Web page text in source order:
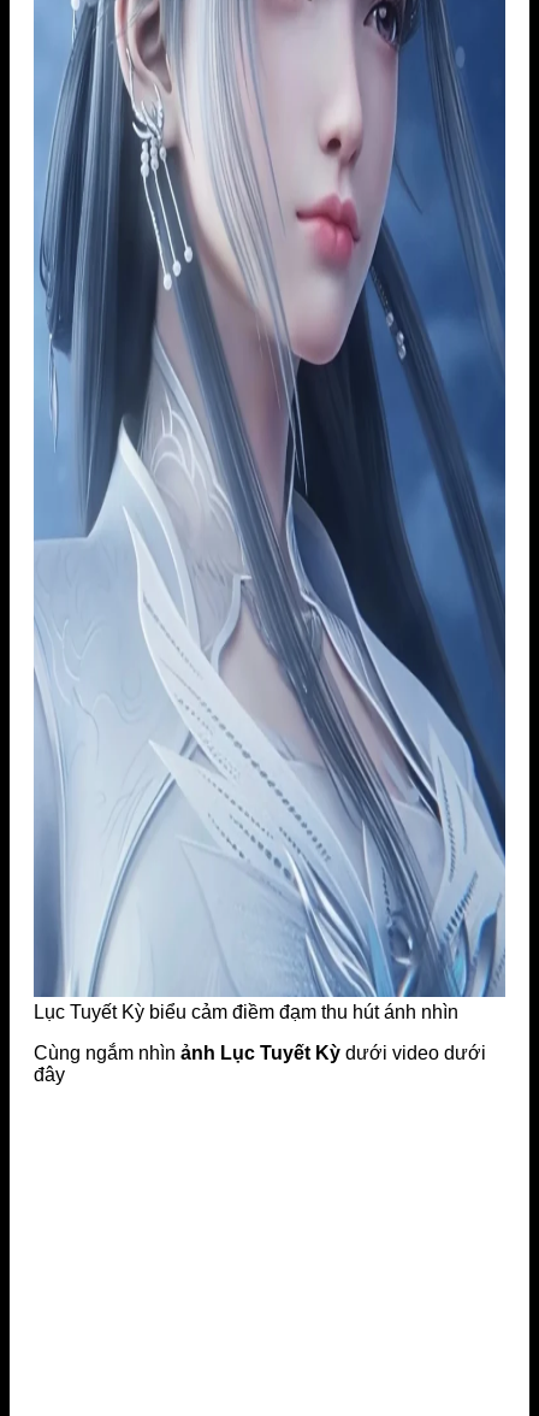
Lục Tuyết Kỳ biểu cảm điềm đạm thu hút ánh nhìn
Cùng ngắm nhìn ảnh Lục Tuyết Kỳ dưới video dưới
đây